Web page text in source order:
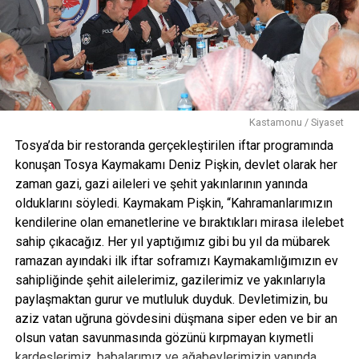
Kastamonu / Siyaset
Tosya’da bir restoranda gerçekleştirilen iftar programında
konuşan Tosya Kaymakamı Deniz Pişkin, devlet olarak her
zaman gazi, gazi aileleri ve şehit yakınlarının yanında
olduklarını söyledi. Kaymakam Pişkin, “Kahramanlarımızın
kendilerine olan emanetlerine ve bıraktıkları mirasa ilelebet
sahip çıkacağız. Her yıl yaptığımız gibi bu yıl da mübarek
ramazan ayındaki ilk iftar soframızı Kaymakamlığımızın ev
sahipliğinde şehit ailelerimiz, gazilerimiz ve yakınlarıyla
paylaşmaktan gurur ve mutluluk duyduk. Devletimizin, bu
aziz vatan uğruna gövdesini düşmana siper eden ve bir an
olsun vatan savunmasında gözünü kırpmayan kıymetli